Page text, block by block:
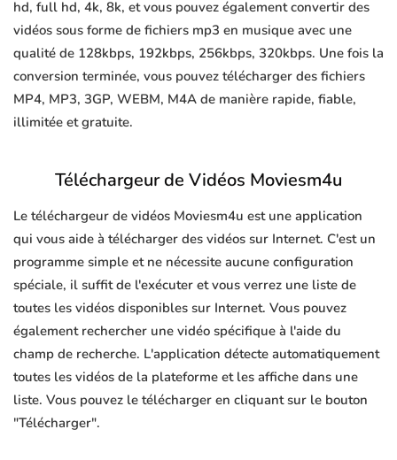
hd, full hd, 4k, 8k, et vous pouvez également convertir des
vidéos sous forme de fichiers mp3 en musique avec une
qualité de 128kbps, 192kbps, 256kbps, 320kbps. Une fois la
conversion terminée, vous pouvez télécharger des fichiers
MP4, MP3, 3GP, WEBM, M4A de manière rapide, fiable,
illimitée et gratuite.
Téléchargeur de Vidéos Moviesm4u
Le téléchargeur de vidéos Moviesm4u est une application
qui vous aide à télécharger des vidéos sur Internet. C'est un
programme simple et ne nécessite aucune configuration
spéciale, il suffit de l'exécuter et vous verrez une liste de
toutes les vidéos disponibles sur Internet. Vous pouvez
également rechercher une vidéo spécifique à l'aide du
champ de recherche. L'application détecte automatiquement
toutes les vidéos de la plateforme et les affiche dans une
liste. Vous pouvez le télécharger en cliquant sur le bouton
"Télécharger".